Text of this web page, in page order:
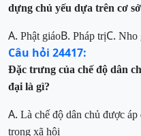
dựng chủ yếu dựa trên cơ
A. Phật giáoB. Pháp trịC. Nho
Câu hỏi 24417:
Đặc trưng của chế độ dân
đại là gì?
A. Là chế độ dân chủ được
trong xã hội